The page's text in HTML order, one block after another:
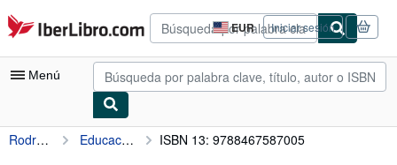
Pasar al contenido principal
IberLibro.com EUR
Preferencias
de
compra
del
Iniciar sesión
Menú
Mi cuenta
Rodríguez Gutiérrez, Isabel Educación plástica, visual y audiovisual. 4 ESO. Savia - 9788467587005 ISBN 13: 9788467587005